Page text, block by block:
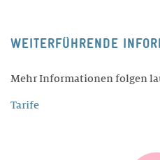
Schulleitung
WEITERFÜHRENDE
Mehr Informationen folgen
Tarife